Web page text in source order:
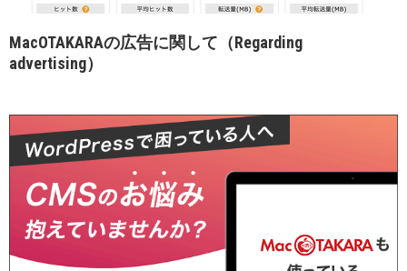
MacOTAKARAの広告に関して（Regarding
advertising）